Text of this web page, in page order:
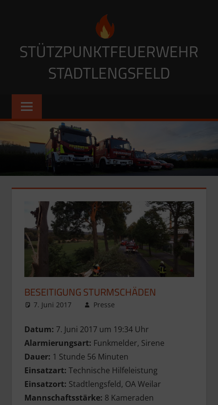
STÜTZPUNKTFEUERWEHR
STADTLENGSFELD
BESEITIGUNG STURMSCHÄDEN
7. Juni 2017 Presse
Datum: 7. Juni 2017 um 19:34 Uhr
Alarmierungsart: Funkmelder, Sirene
Dauer: 1 Stunde 56 Minuten
Einsatzart: Technische Hilfeleistung
Einsatzort: Stadtlengsfeld, OA Weilar
Mannschaftsstärke: 8 Kameraden